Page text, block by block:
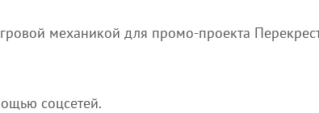
механикой для промо-проекта
соцсетей.